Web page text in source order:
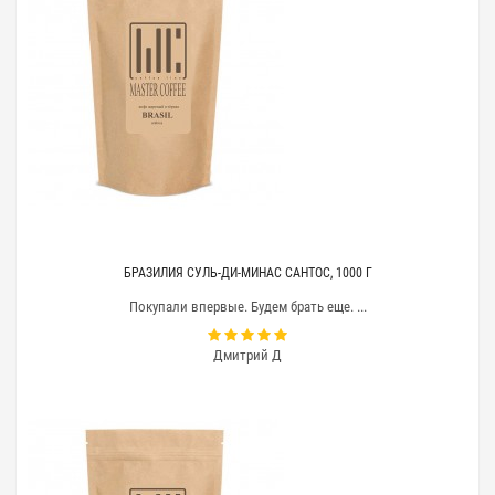
Вы владеете кафе или рестораном и предлагаете
посетителям кофе — вопрос
для вас приоритетный вопрос. Для ведения бизнеса
можно
арендовать или приобрести в собственность
кофемашину (суперавтомат способен выполнить
большое количество операций и быстро
приготовить различный кофе);
закупить дополнительное оборудование,
которое упростить процесс приготовления и
любящих наблюдать за ним сидя за стойкой бара.
точки зрения, но о качестве при таком варианте
БРАЗИЛИЯ СУЛЬ-ДИ-МИНАС САНТОС, 1000 Г
Покупали впервые. Будем брать еще. ...
Дмитрий Д